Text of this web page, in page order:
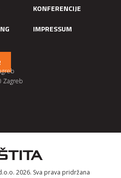
KONFERENCIJE
IMPRESSUM
Zagreb
2026. Sva prava pridržana